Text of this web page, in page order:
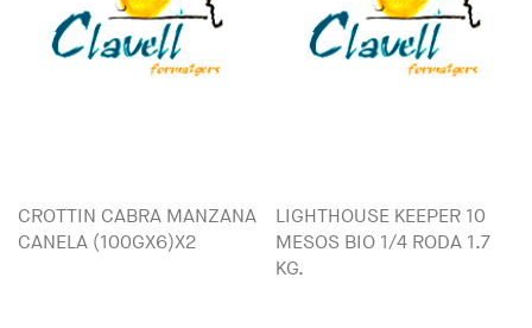
CROTTIN CABRA MANZANA
CANELA (100GX6)X2
LIGHTHOUSE KEEPER 10
MESOS BIO 1/4 RODA 1.7
KG.